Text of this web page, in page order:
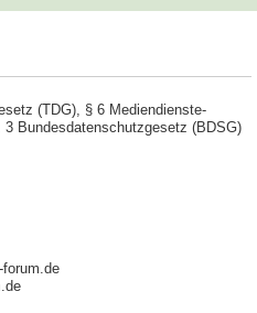
(TDG), § 6 Mediendienste-
Bundesdatenschutzgesetz (BDSG)